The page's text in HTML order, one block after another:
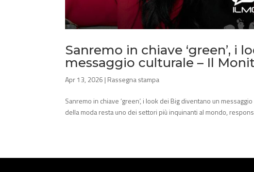
Sanremo in chiave ‘green’, i
messaggio culturale – Il
Apr 13, 2026 | Rassegna stampa
Sanremo in chiave ‘green’, i look dei Big diventano un
della moda resta uno dei settori più inquinanti al mondo,